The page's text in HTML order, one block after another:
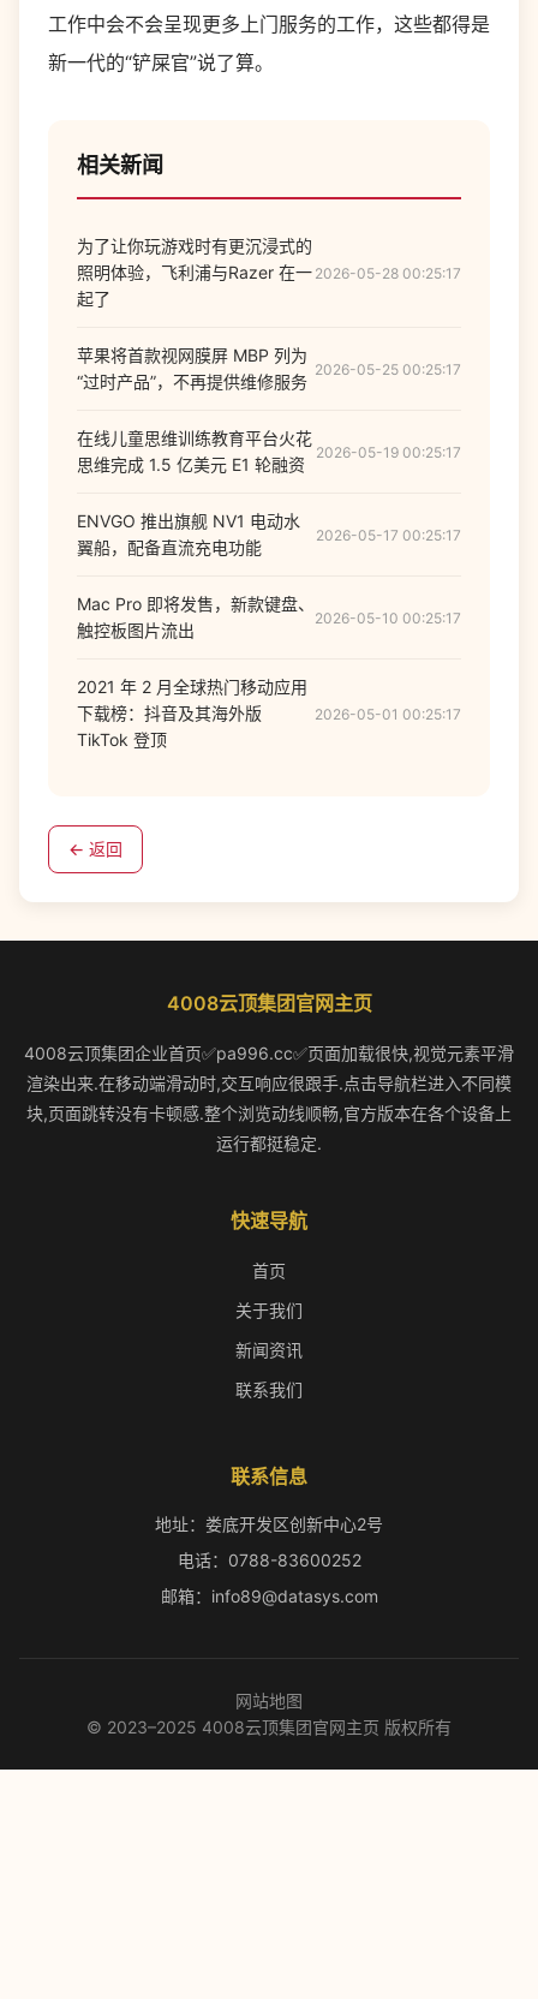
工作中会不会呈现更多上门服务的工作，这些都得是
新一代的“铲屎官”说了算。
相关新闻
为了让你玩游戏时有更沉浸式的
照明体验，飞利浦与Razer 在一
起了
2026-05-28 00:25:17
苹果将首款视网膜屏 MBP 列为
“过时产品”，不再提供维修服务
2026-05-25 00:25:17
在线儿童思维训练教育平台火花
思维完成 1.5 亿美元 E1 轮融资
2026-05-19 00:25:17
ENVGO 推出旗舰 NV1 电动水
翼船，配备直流充电功能
2026-05-17 00:25:17
Mac Pro 即将发售，新款键盘、
触控板图片流出
2026-05-10 00:25:17
2021 年 2 月全球热门移动应用
下载榜：抖音及其海外版
TikTok 登顶
2026-05-01 00:25:17
← 返回
4008云顶集团官网主页
4008云顶集团企业首页✅pa996.cc✅页面加载很快,视觉元素平滑
渲染出来.在移动端滑动时,交互响应很跟手.点击导航栏进入不同模
块,页面跳转没有卡顿感.整个浏览动线顺畅,官方版本在各个设备上
运行都挺稳定.
快速导航
首页
关于我们
新闻资讯
联系我们
联系信息
地址：娄底开发区创新中心2号
电话：0788-83600252
邮箱：info89@datasys.com
网站地图
© 2023–2025 4008云顶集团官网主页 版权所有